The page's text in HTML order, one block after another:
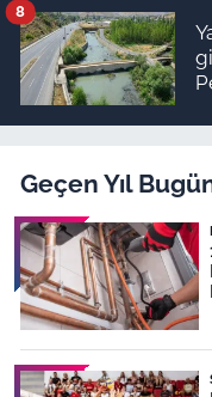
8
Geçen Yıl